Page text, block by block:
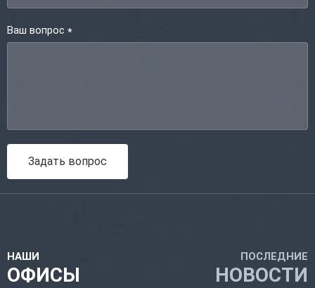
Ваш вопрос *
Задать вопрос
НАШИ
ОФИСЫ
ПОСЛЕДНИЕ
НОВОСТИ